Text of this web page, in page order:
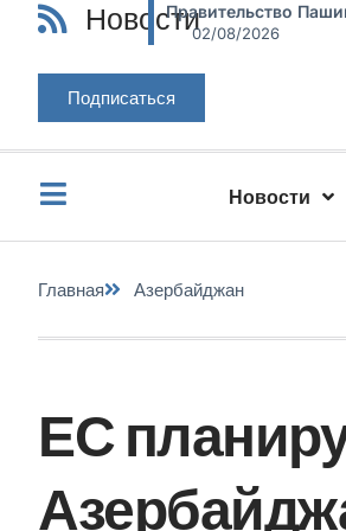
НовостиПравительство
02/08/2026
Подписаться
Новости
Главная Азербайджан
ЕС